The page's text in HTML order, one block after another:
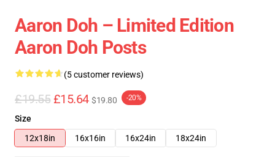
Aaron Doh – Limited Edition
Aaron Doh Posts
(5 customer reviews)
£19.55 £15.64 $19.80 -20%
Size
12x18in
16x16in 16x24in 18x24in